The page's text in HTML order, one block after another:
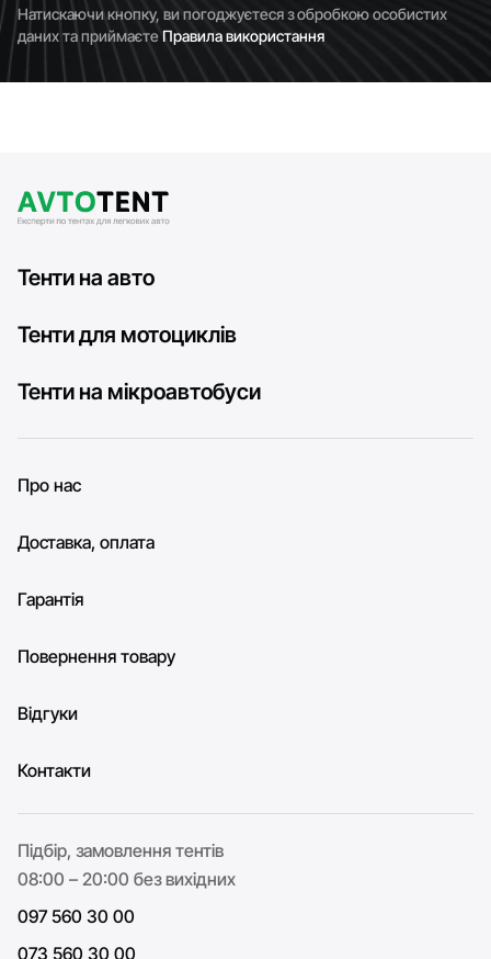
Натискаючи кнопку, ви погоджуєтеся з обробкою особистих
даних та приймаєтеПравила використання
Тенти на авто
Тенти для мотоциклів
Тенти на мікроавтобуси
Про нас
Доставка, оплата
Гарантія
Повернення товару
Відгуки
Контакти
Підбір, замовлення тентів
08:00 – 20:00 без вихідних
097 560 30 00
073 560 30 00